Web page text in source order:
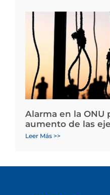
Alarma en la ONU
aumento de las
Leer Más >>